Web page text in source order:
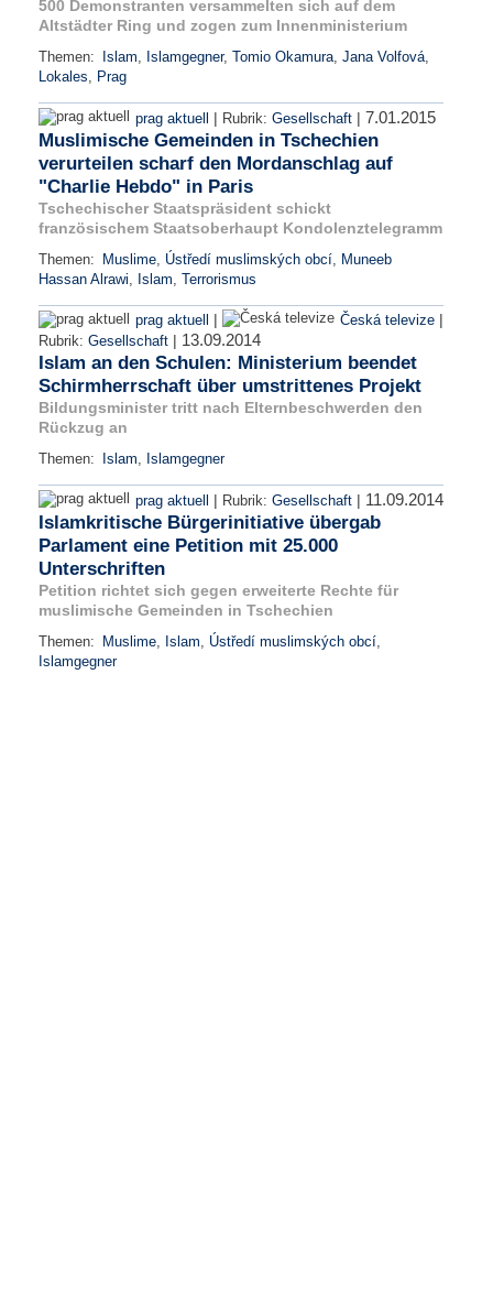
500 Demonstranten versammelten sich auf dem
Altstädter Ring und zogen zum Innenministerium
Themen: Islam, Islamgegner, Tomio Okamura, Jana Volfová,
Lokales, Prag
prag aktuell | Rubrik: Gesellschaft | 7.01.2015
Muslimische Gemeinden in Tschechien
verurteilen scharf den Mordanschlag auf
"Charlie Hebdo" in Paris
Tschechischer Staatspräsident schickt
französischem Staatsoberhaupt Kondolenztelegramm
Themen: Muslime, Ústředí muslimských obcí, Muneeb
Hassan Alrawi, Islam, Terrorismus
prag aktuell | Česká televize |
Rubrik: Gesellschaft | 13.09.2014
Islam an den Schulen: Ministerium beendet
Schirmherrschaft über umstrittenes Projekt
Bildungsminister tritt nach Elternbeschwerden den
Rückzug an
Themen: Islam, Islamgegner
prag aktuell | Rubrik: Gesellschaft | 11.09.2014
Islamkritische Bürgerinitiative übergab
Parlament eine Petition mit 25.000
Unterschriften
Petition richtet sich gegen erweiterte Rechte für
muslimische Gemeinden in Tschechien
Themen: Muslime, Islam, Ústředí muslimských obcí,
Islamgegner